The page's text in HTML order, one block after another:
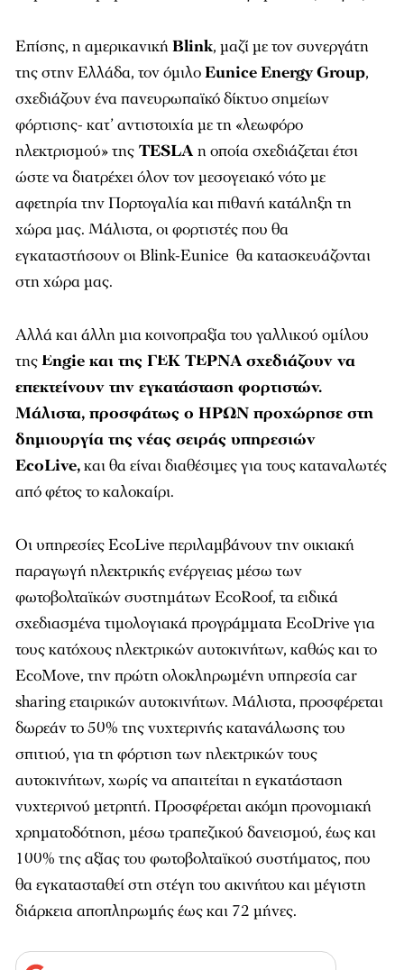
Επίσης, η αμερικανικήΒlink, μαζί με τον συνεργάτη
της στην Ελλάδα, τον όμιλοEuniceEnergyGroup,
σχεδιάζουν ένα πανευρωπαϊκό δίκτυο σημείων
φόρτισης- κατ’ αντιστοιχία με τη «λεωφόρο
ηλεκτρισμού» της TESLA η οποία σχεδιάζεται έτσι
ώστε να διατρέχει όλον τον μεσογειακό νότο με
αφετηρία την Πορτογαλία και πιθανή κατάληξη τη
χώρα μας. Μάλιστα, οι φορτιστές που θα
εγκαταστήσουν οι Blink-Eunice θα κατασκευάζονται
στη χώρα μας.
Αλλά και άλλη μια κοινοπραξία του γαλλικού ομίλου
τηςΕngie και της ΓΕΚ ΤΕΡΝΑ σχεδιάζουν να
επεκτείνουν την εγκατάσταση φορτιστών.
Μάλιστα, προσφάτως ο ΗΡΩΝ προχώρησε στη
δημιουργία της νέας σειράς υπηρεσιών
EcoLive,και θα είναι διαθέσιμες για τους καταναλωτές
από φέτος το καλοκαίρι.
Οι υπηρεσίες EcoLive περιλαμβάνουν την οικιακή
παραγωγή ηλεκτρικής ενέργειας μέσω των
φωτοβολταϊκών συστημάτων EcoRoof, τα ειδικά
σχεδιασμένα τιμολογιακά προγράμματα EcoDrive για
τους κατόχους ηλεκτρικών αυτοκινήτων, καθώς και το
EcoMove, την πρώτη ολοκληρωμένη υπηρεσία car
sharing εταιρικών αυτοκινήτων. Μάλιστα, προσφέρεται
δωρεάν το 50% της νυχτερινής κατανάλωσης του
σπιτιού, για τη φόρτιση των ηλεκτρικών τους
αυτοκινήτων, χωρίς να απαιτείται η εγκατάσταση
νυχτερινού μετρητή. Προσφέρεται ακόμη προνομιακή
χρηματοδότηση, μέσω τραπεζικού δανεισμού, έως και
100% της αξίας του φωτοβολταϊκού συστήματος, που
θα εγκατασταθεί στη στέγη του ακινήτου και μέγιστη
διάρκεια αποπληρωμής έως και 72 μήνες.